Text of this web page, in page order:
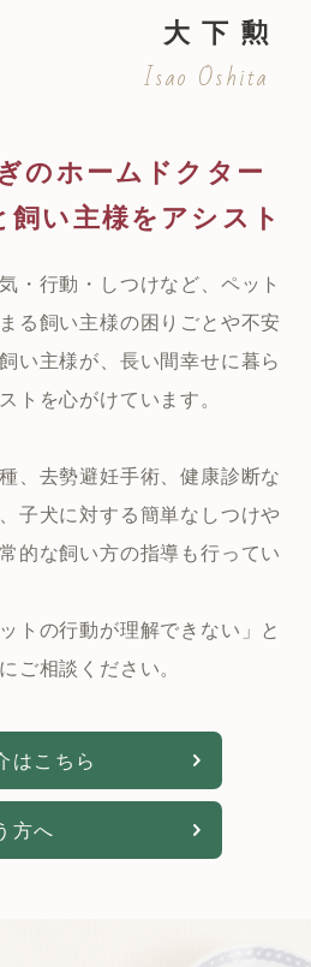
大 下 勲
Isao Oshita
のホームドクター
飼い主様をアシスト
・行動・しつけなど、ペット
る飼い主様の困りごとや不安
い主様が、長い間幸せに暮ら
トを心がけています。
、去勢避妊手術、健康診断な
子犬に対する簡単なしつけや
的な飼い方の指導も行ってい
トの行動が理解できない」と
ご相談ください。
はこちら
方へ